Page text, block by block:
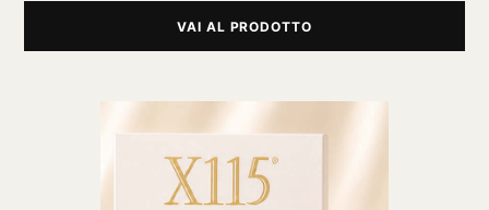
VAI AL PRODOTTO